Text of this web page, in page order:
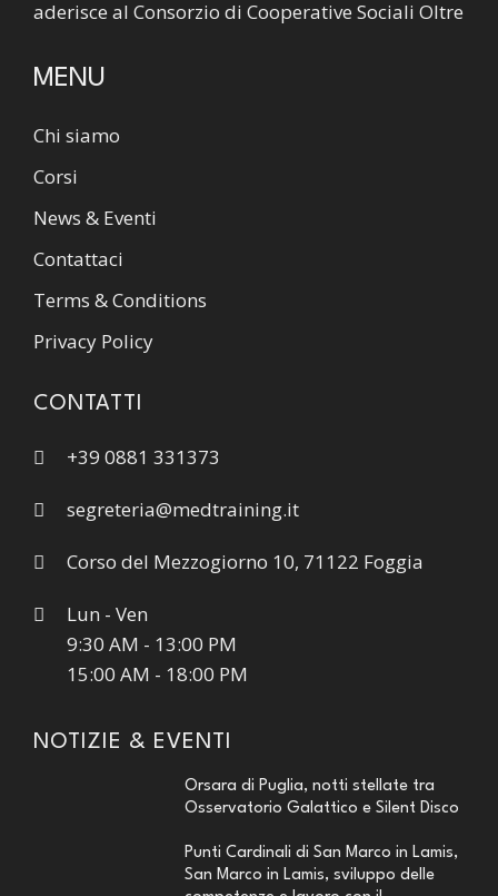
aderisce al Consorzio di Cooperative Sociali Oltre
MENU
Chi siamo
Corsi
News & Eventi
Contattaci
Terms & Conditions
Privacy Policy
CONTATTI
+39 0881 331373
segreteria@medtraining.it
Corso del Mezzogiorno 10, 71122 Foggia
Lun - Ven
9:30 AM - 13:00 PM
15:00 AM - 18:00 PM
NOTIZIE & EVENTI
Orsara di Puglia, notti stellate tra
Osservatorio Galattico e Silent Disco
Punti Cardinali di San Marco in Lamis,
San Marco in Lamis, sviluppo delle